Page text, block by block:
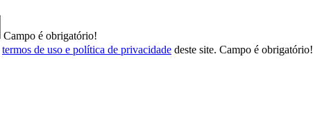
Campo é obrigatório!
termos de uso e política de privacidade deste site. Campo é obrigatório!